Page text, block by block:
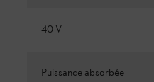
40 V
Puissance absorbée